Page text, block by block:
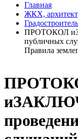
Главная
ЖКХ,
ПРОТОКОЛ
публичных
Правила